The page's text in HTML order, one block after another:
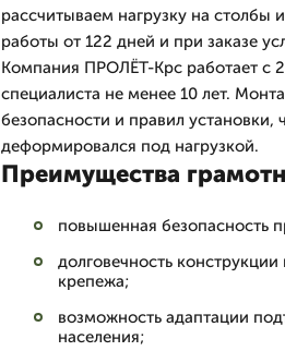
рассчитываем нагрузку на столбы
работы от 122 дней и при заказе
Компания ПРОЛЁТ-Крс работает с
специалиста не менее 10 лет.
безопасности и правил
деформировался под нагрузкой.
Преимущества
повышенная безопасность
долговечность
крепежа;
возможность адаптации
населения;